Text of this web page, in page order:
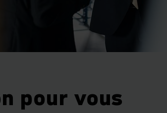
pour vous